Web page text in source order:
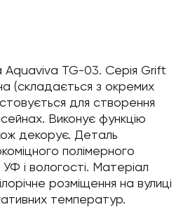
Aquaviva TG-03. Серія Grift
(складається з окремих
для створення
Виконує функцію
декорує. Деталь
полімерного
і вологості. Матеріал
розміщення на вулиці
температур.